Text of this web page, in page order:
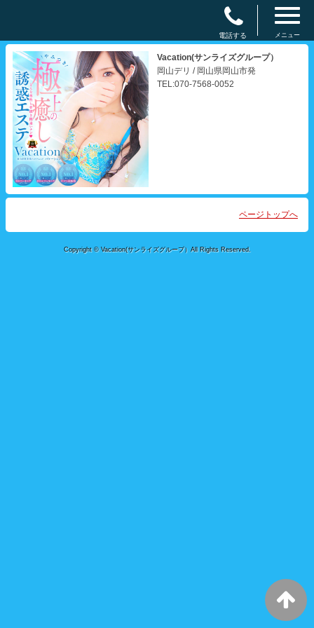
電話する メニュー
Vacation(サンライズグループ）
岡山デリ / 岡山県岡山市発
TEL:070-7568-0052
ページトップへ
Copyright © Vacation(サンライズグループ）All Rights Reserved.